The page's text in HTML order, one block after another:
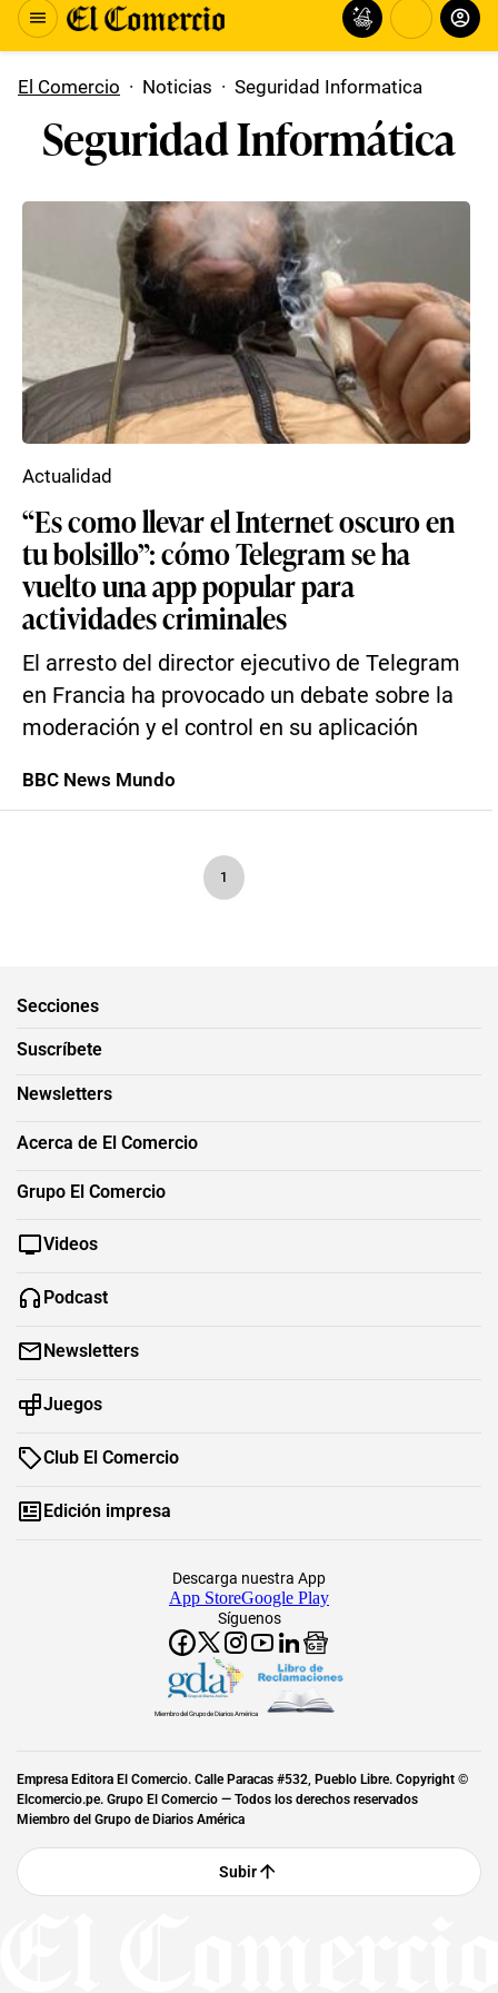
El Comercio · Noticias · Seguridad Informatica
Seguridad Informática
“Es como llevar el Internet oscuro en
tu bolsillo”: cómo Telegram se ha
vuelto una app popular para
actividades criminales
El arresto del director ejecutivo de Telegram
en Francia ha provocado un debate sobre la
moderación y el control en su aplicación
Actualidad
BBC News Mundo
1
Secciones
Suscríbete
Newsletters
Acerca de El Comercio
Grupo El Comercio
Videos
Podcast
Newsletters
Juegos
Club El Comercio
Edición impresa
Síguenos
Descarga nuestra App
App StoreGoogle Play
Miembro del Grupo de Diarios América
Empresa Editora El Comercio. Calle Paracas #532, Pueblo Libre. Copyright ©
Elcomercio.pe. Grupo El Comercio — Todos los derechos reservados
Miembro del Grupo de Diarios América
Subir